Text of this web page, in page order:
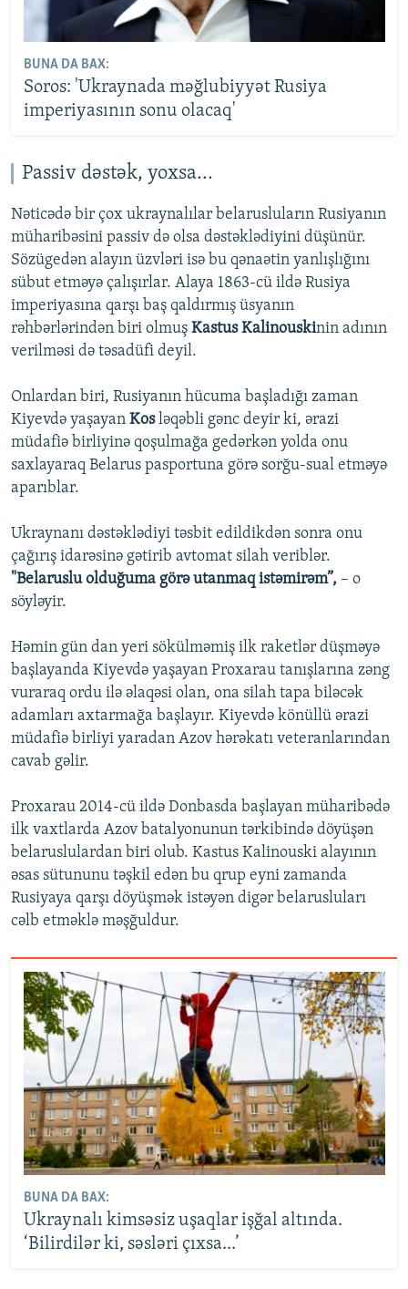
BUNA DA BAX:
Soros: 'Ukraynada məğlubiyyət Rusiya
imperiyasının sonu olacaq'
Passiv dəstək, yoxsa...
Nəticədə bir çox ukraynalılar belarusluların Rusiyanın
müharibəsini passiv də olsa dəstəklədiyini düşünür.
Sözügedən alayın üzvləri isə bu qənaətin yanlışlığını
sübut etməyə çalışırlar. Alaya 1863-cü ildə Rusiya
imperiyasına qarşı baş qaldırmış üsyanın
rəhbərlərindən biri olmuş Kastus Kalinouskinin adının
verilməsi də təsadüfi deyil.
Onlardan biri, Rusiyanın hücuma başladığı zaman
Kiyevdə yaşayan Kosləqəbli gənc deyir ki, ərazi
müdafiə birliyinə qoşulmağa gedərkən yolda onu
saxlayaraq Belarus pasportuna görə sorğu-sual etməyə
aparıblar.
Ukraynanı dəstəklədiyi təsbit edildikdən sonra onu
çağırış idarəsinə gətirib avtomat silah veriblər.
"Belaruslu olduğuma görə utanmaq istəmirəm”, – o
söyləyir.
Həmin gün dan yeri sökülməmiş ilk raketlər düşməyə
başlayanda Kiyevdə yaşayan Proxarau tanışlarına zəng
vuraraq ordu ilə əlaqəsi olan, ona silah tapa biləcək
adamları axtarmağa başlayır. Kiyevdə könüllü ərazi
müdafiə birliyi yaradan Azov hərəkatı veteranlarından
cavab gəlir.
Proxarau 2014-cü ildə Donbasda başlayan müharibədə
ilk vaxtlarda Azov batalyonunun tərkibində döyüşən
belaruslulardan biri olub. Kastus Kalinouski alayının
əsas sütununu təşkil edən bu qrup eyni zamanda
Rusiyaya qarşı döyüşmək istəyən digər belarusluları
cəlb etməklə məşğuldur.
BUNA DA BAX:
Ukraynalı kimsəsiz uşaqlar işğal altında.
‘Bilirdilər ki, səsləri çıxsa...’